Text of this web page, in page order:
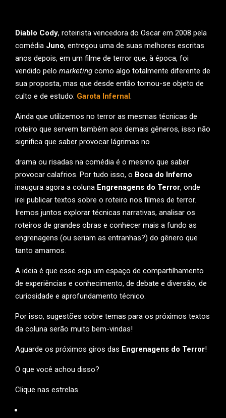
Diablo Cody, roteirista vencedora do Oscar em 2008 pela
comédia Juno, entregou uma de suas melhores escritas
anos depois, em um filme de terror que, à época, foi
vendido pelo marketing como algo totalmente diferente de
sua proposta, mas que desde então tornou-se objeto de
culto e de estudo: Garota Infernal.
Ainda que utilizemos no terror as mesmas técnicas de
roteiro que servem também aos demais gêneros, isso não
significa que saber provocar lágrimas no
drama ou risadas na comédia é o mesmo que saber
provocar calafrios. Por tudo isso, o Boca do Inferno
inaugura agora a coluna Engrenagens do Terror, onde
irei publicar textos sobre o roteiro nos filmes de terror.
Iremos juntos explorar técnicas narrativas, analisar os
roteiros de grandes obras e conhecer mais a fundo as
engrenagens (ou seriam as entranhas?) do gênero que
tanto amamos.
A ideia é que esse seja um espaço de compartilhamento
de experiências e conhecimento, de debate e diversão, de
curiosidade e aprofundamento técnico.
Por isso, sugestões sobre temas para os próximos textos
da coluna serão muito bem-vindas!
Aguarde os próximos giros das Engrenagens do Terror!
O que você achou disso?
Clique nas estrelas